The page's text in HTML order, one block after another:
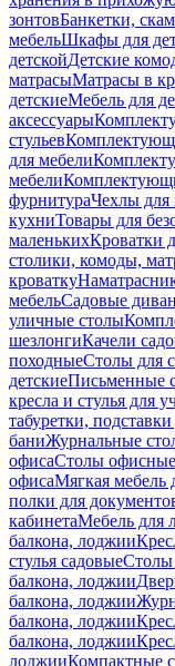
зонтовБанкетки,
мебельШкафы для
детскойДетские
матрасыМатрасы в
детскиеМебель для
аксессуары
стульев
для мебели
мебели
фурнитураЧехлы для
кухниТовары для
маленькихКроватки
столики, комоды,
кроватку
мебельСадовые
уличные столы
шезлонгиКачели
походныеСтолы для
детскиеПисьменные
кресла и стулья для
табуретки,
баниЖурнальные
офисаСтолы
офисаМягкая мебель
полки для
кабинетаМебель для
балкона, лоджии
стулья садовыеСтолы
балкона, лоджии
балкона, лоджии
балкона, лоджии
балкона, лоджии
лоджииКомпактные